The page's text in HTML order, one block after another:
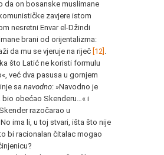
da on bosanske muslimane
zavjere istom
nesretni Envar el-Džindi
brani od orijentalizma:
da mu se vjeruje na riječ [12]
što Latić ne koristi formulu
već dva pasusa u gornjem
sa navodno: »Navodno je
bio obećao Skenderu…« i
razočarao u
ima li, u toj stvari, išta što nije
bi racionalan čitalac mogao